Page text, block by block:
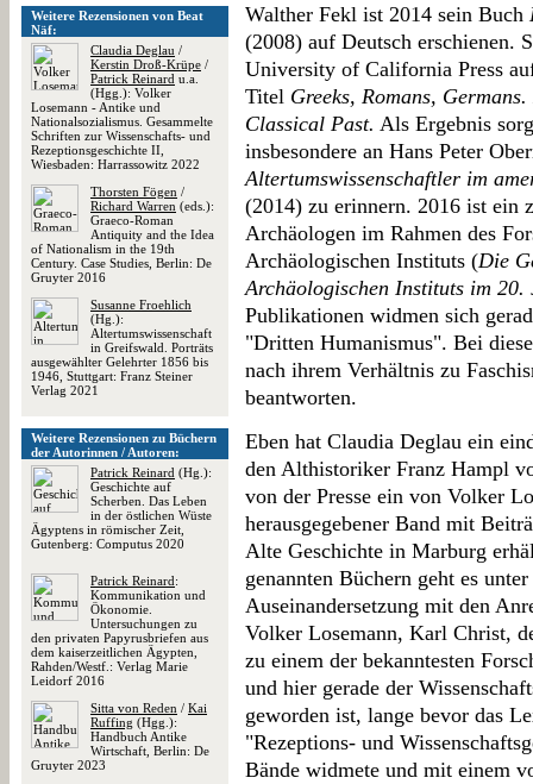
Weitere Rezensionen von Beat
Näf:
Claudia Deglau /
Kerstin Droß-Krüpe /
Patrick Reinard u.a.
(Hgg.): Volker
Losemann - Antike und
Nationalsozialismus. Gesammelte
Schriften zur Wissenschafts- und
Rezeptionsgeschichte II,
Wiesbaden: Harrassowitz 2022
Thorsten Fögen /
Richard Warren (eds.):
Graeco-Roman
Antiquity and the Idea
of Nationalism in the 19th
Century. Case Studies, Berlin: De
Gruyter 2016
Susanne Froehlich
(Hg.):
Altertumswissenschaft
in Greifswald. Porträts
ausgewählter Gelehrter 1856 bis
1946, Stuttgart: Franz Steiner
Verlag 2021
Weitere Rezensionen zu Büchern
der Autorinnen / Autoren:
Patrick Reinard (Hg.):
Geschichte auf
Scherben. Das Leben
in der östlichen Wüste
Ägyptens in römischer Zeit,
Gutenberg: Computus 2020
Patrick Reinard:
Kommunikation und
Ökonomie.
Untersuchungen zu
den privaten Papyrusbriefen aus
dem kaiserzeitlichen Ägypten,
Rahden/Westf.: Verlag Marie
Leidorf 2016
Sitta von Reden / Kai
Ruffing (Hgg.):
Handbuch Antike
Wirtschaft, Berlin: De
Gruyter 2023
Walther Fekl ist 2014 sein Buch
(2008) auf Deutsch erschienen.
University of California Press
Titel Greeks, Romans,
Classical Past. Als Ergebnis
insbesondere an Hans Peter
Altertumswissenschaftler im
(2014) zu erinnern. 2016 ist ein
Archäologen im Rahmen des
Archäologischen Instituts (Die
Archäologischen Instituts im 20.
Publikationen widmen sich
"Dritten Humanismus". Bei
nach ihrem Verhältnis zu
beantworten.
Eben hat Claudia Deglau ein
den Althistoriker Franz Hampl
von der Presse ein von Volker
herausgegebener Band mit
Alte Geschichte in Marburg
genannten Büchern geht es
Auseinandersetzung mit den
Volker Losemann, Karl Christ,
zu einem der bekanntesten
und hier gerade der
geworden ist, lange bevor das
"Rezeptions- und
Bände widmete und mit einem